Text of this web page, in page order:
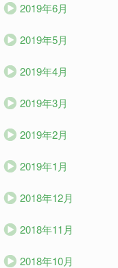
2019年6月
2019年5月
2019年4月
2019年3月
2019年2月
2019年1月
2018年12月
2018年11月
2018年10月